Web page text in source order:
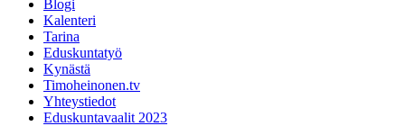
Blogi
Kalenteri
Tarina
Eduskuntatyö
Kynästä
Timoheinonen.tv
Yhteystiedot
Eduskuntavaalit 2023